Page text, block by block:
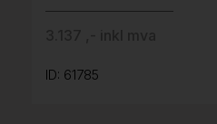
ID: 61785